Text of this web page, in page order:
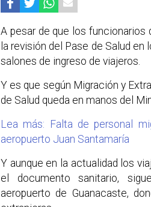
A pesar de que los funcionarios
la revisión del Pase de Salud
salones de ingreso de viajeros.
Y es que según Migración y
de Salud queda en manos del
Lea más: Falta de personal
aeropuerto Juan Santamaría
Y aunque en la actualidad los
el documento sanitario,
aeropuerto de Guanacaste,